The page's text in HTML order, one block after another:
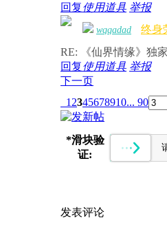
回复使用道具 举报
wqqadad 终身
RE: 《仙界情缘》独
回复使用道具 举报
下一页
1 2345678910... 90
*滑块验
证:
发表评论